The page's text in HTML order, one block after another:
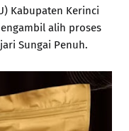
Kabupaten Kerinci
alih proses
Sungai Penuh.